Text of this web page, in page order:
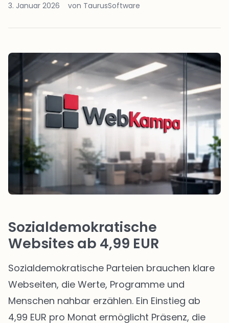
3. Januar 2026 von TaurusSoftware
Sozialdemokratische
Websites ab 4,99 EUR
Sozialdemokratische Parteien brauchen klare
Webseiten, die Werte, Programme und
Menschen nahbar erzählen. Ein Einstieg ab
4,99 EUR pro Monat ermöglicht Präsenz, die